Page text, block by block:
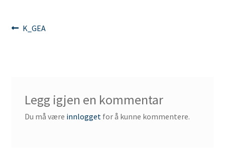
Innleggsnavigasjon
Forrige
K_GEA
Legg igjen en kommentar
Du må være innloggetfor å kunne kommentere.